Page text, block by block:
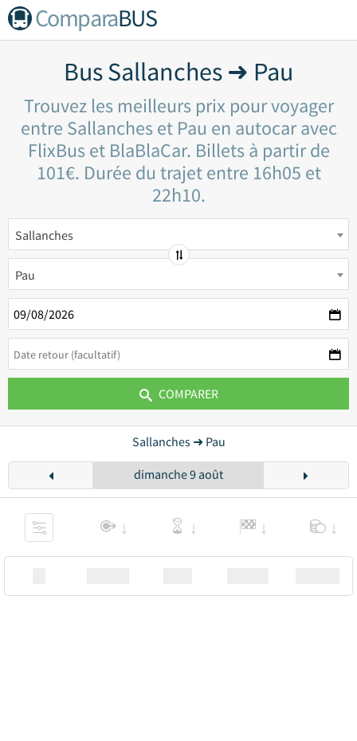
ComparaBUS
Bus Sallanches ➜ Pau
Trouvez les meilleurs prix pour voyager
entre Sallanches et Pau en autocar avec
FlixBus et BlaBlaCar. Billets à partir de
101€. Durée du trajet entre 16h05 et
22h10.
Sallanches
Pau
COMPARER
Sallanches ➜ Pau
dimanche 9 août